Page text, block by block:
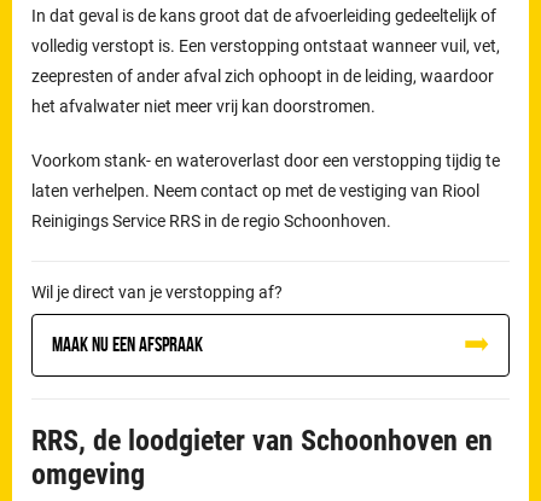
In dat geval is de kans groot dat de afvoerleiding gedeeltelijk of
volledig verstopt is. Een verstopping ontstaat wanneer vuil, vet,
zeepresten of ander afval zich ophoopt in de leiding, waardoor
het afvalwater niet meer vrij kan doorstromen.
Voorkom stank- en wateroverlast door een verstopping tijdig te
laten verhelpen. Neem contact op met de vestiging van Riool
Reinigings Service RRS in de regio Schoonhoven.
Wil je direct van je verstopping af?
Maak nu een afspraak
RRS, de loodgieter van Schoonhoven en
omgeving